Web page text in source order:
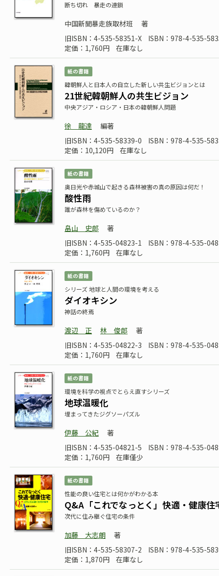
断ち切れ 暴走の連鎖
中国新聞暴走族取材班
著
旧ISBN：4-535-58351-X
ISBN：978-4-535-
定価：1,760円
在庫なし
紙の書籍
韓朝鮮人と日本人の自立した新しい共生ビジョンとは
21世紀韓朝鮮人の共生ビジョン
中央アジア・ロシア・日本の韓朝鮮人問題
徐 龍達
編著
旧ISBN：4-535-58339-0
ISBN：978-4-535-
定価：10,120円
在庫なし
紙の書籍
奥日光や赤城山で起きる森林被害の真の原因は何だ！
酸性雨
誰が森林を傷めているのか？
畠山 史郎
著
旧ISBN：4-535-04823-1
ISBN：978-4-535-
定価：1,760円
在庫なし
紙の書籍
シリーズ 地球と人間の環境を考える
ダイオキシン
神話の終焉
渡辺 正 林 俊郎
著
旧ISBN：4-535-04822-3
ISBN：978-4-535-
定価：1,760円
在庫なし
紙の書籍
環境を科学の視点でとらえ直すシリーズ
地球温暖化
埋まってきたジグソーパズル
伊藤 公紀
著
旧ISBN：4-535-04821-5
ISBN：978-4-535-
定価：1,760円
在庫僅少
紙の書籍
性能の良い住宅とは何かがわかる本
Q&A「これでなっとく」快適・健康住
次代に住み継ぐ住宅の条件
加藤 大志朗
著
旧ISBN：4-535-58307-2
ISBN：978-4-535-
定価：1,870円
在庫なし